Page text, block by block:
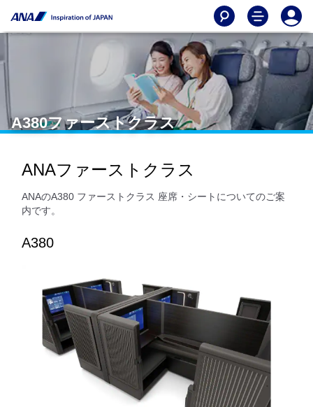
A380ファーストクラス
ANAファーストクラス
ANAのA380 ファーストクラス 座席・シートについてのご案
内です。
A380